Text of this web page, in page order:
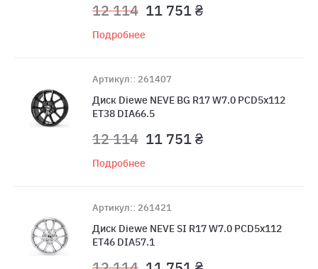
12 114 11 751 ₴
Подробнее
Артикул:: 261407
Диск Diewe NEVE BG R17 W7.0 PCD5x112
ET38 DIA66.5
12 114 11 751 ₴
Подробнее
Артикул:: 261421
Диск Diewe NEVE SI R17 W7.0 PCD5x112
ET46 DIA57.1